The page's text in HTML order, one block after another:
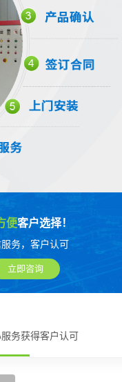
便客户选择！
务，客户认可
立即咨询
务获得客户认可